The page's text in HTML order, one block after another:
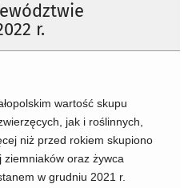
r.
wartość skupu
jak i roślinnych,
niż przed rokiem skupiono
oraz żywca
w grudniu 2021 r.